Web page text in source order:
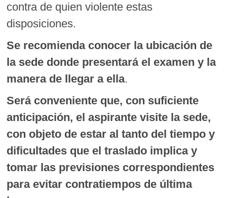
contra de quien violente estas
disposiciones.
Se recomienda conocer la ubicación de
la sede donde presentará el examen y la
manera de llegar a ella.
Será conveniente que, con suficiente
anticipación, el aspirante visite la sede,
con objeto de estar al tanto del tiempo y
dificultades que el traslado implica y
tomar las previsiones correspondientes
para evitar contratiempos de última